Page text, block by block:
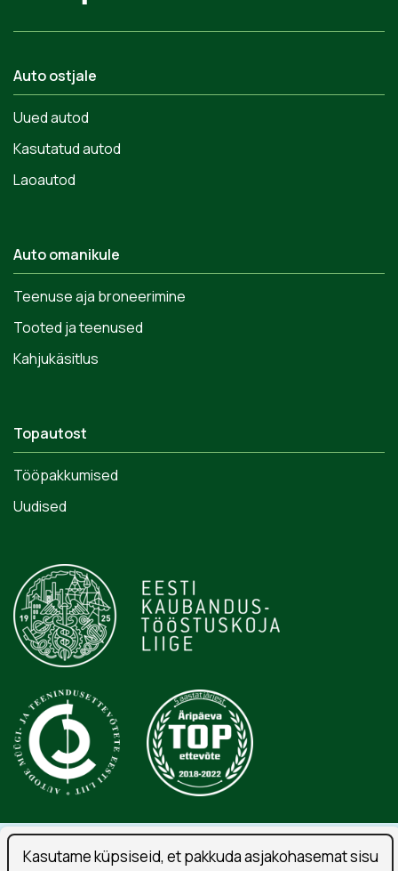
Auto ostjale
Uued autod
Kasutatud autod
Laoautod
Auto omanikule
Teenuse aja broneerimine
Tooted ja teenused
Kahjukäsitlus
Topautost
Tööpakkumised
Uudised
Isikuandmete töötlemise tingimused
Kasutame küpsiseid, et pakkuda asjakohasemat sisu